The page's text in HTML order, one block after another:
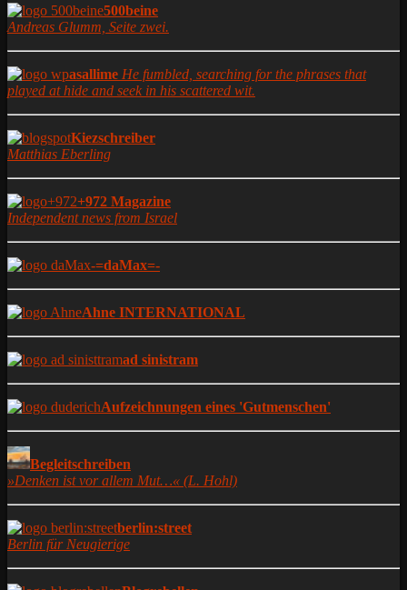
500beine
Andreas Glumm, Seite zwei.
asallime He fumbled, searching for the phrases that
played at hide and seek in his scattered wit.
Kiezschreiber
Matthias Eberling
+972 Magazine
Independent news from Israel
-=daMax=-
Ahne INTERNATIONAL
ad sinistram
Aufzeichnungen eines 'Gutmenschen'
Begleitschreiben
»Denken ist vor allem Mut…« (L. Hohl)
berlin:street
Berlin für Neugierige